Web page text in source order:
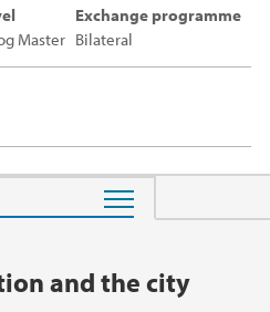
Master
Exchange programme
Bilateral
and the city